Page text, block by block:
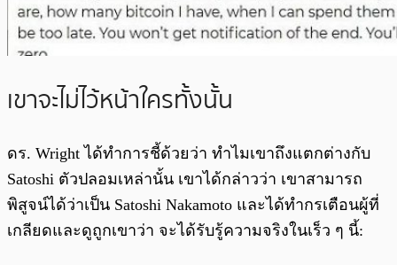
เขาจะไม่ไว้หน้าใครทั้งนั้น
ดร. Wright ได้ทำการชี้ด้วยว่า ทำไมเขาถึงแตกต่างกับ
Satoshi ตัวปลอมเหล่านั้น เขาได้กล่าวว่า เขาสามารถ
พิสูจน์ได้ว่าเป็น Satoshi Nakamoto และได้ทำกรเตือนผู้ที่
เกลียดและดูถูกเขาว่า จะได้รับรู้ความจริงในเร็ว ๆ นี้: